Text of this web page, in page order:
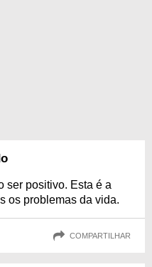
ser positivo. Esta é a
os problemas da vida.
COMPARTILHAR